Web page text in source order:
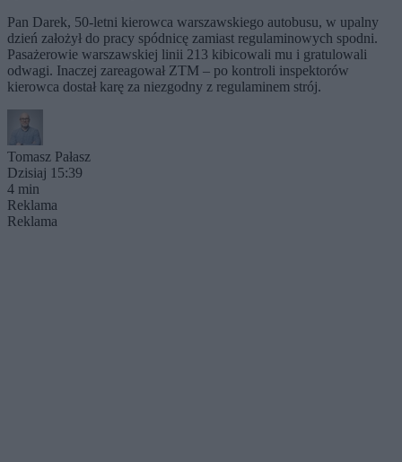
Pan Darek, 50-letni kierowca warszawskiego autobusu, w upalny
dzień założył do pracy spódnicę zamiast regulaminowych spodni.
Pasażerowie warszawskiej linii 213 kibicowali mu i gratulowali
odwagi. Inaczej zareagował ZTM – po kontroli inspektorów
kierowca dostał karę za niezgodny z regulaminem strój.
Tomasz Pałasz
Dzisiaj 15:39
4 min
Reklama
Reklama